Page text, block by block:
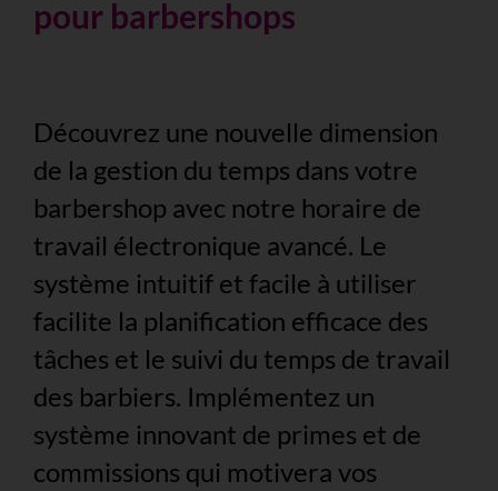
pour barbershops
Découvrez une nouvelle dimension
de la gestion du temps dans votre
barbershop avec notre horaire de
travail électronique avancé. Le
système intuitif et facile à utiliser
facilite la planification efficace des
tâches et le suivi du temps de travail
des barbiers. Implémentez un
système innovant de primes et de
commissions qui motivera vos